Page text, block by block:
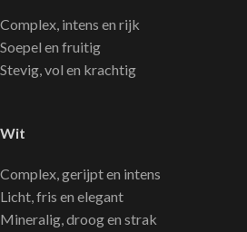
Complex, intens en rijk
Soepel en fruitig
Stevig, vol en krachtig
Wit
Complex, gerijpt en intens
Licht, fris en elegant
Mineralig, droog en strak